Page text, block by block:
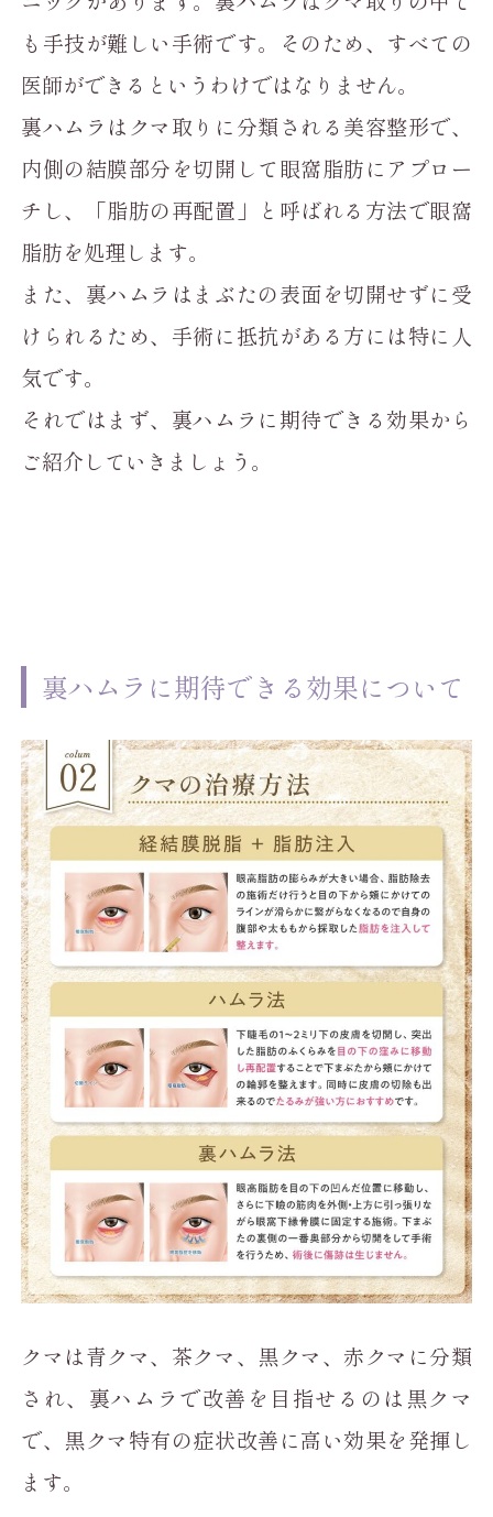
も手技が難しい手術です。そのため、すべての
医師ができるというわけではなりません。
裏ハムラはクマ取りに分類される美容整形で、
内側の結膜部分を切開して眼窩脂肪にアプロー
チし、「脂肪の再配置」と呼ばれる方法で眼窩
脂肪を処理します。
また、裏ハムラはまぶたの表面を切開せずに受
けられるため、手術に抵抗がある方には特に人
気です。
それではまず、裏ハムラに期待できる効果から
ご紹介していきましょう。
裏ハムラに期待できる効果について
クマは青クマ、茶クマ、黒クマ、赤クマに分類
され、裏ハムラで改善を目指せるのは黒クマ
で、黒クマ特有の症状改善に高い効果を発揮し
ます。